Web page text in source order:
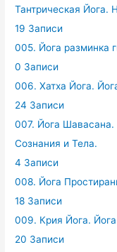
Тантрическая Йога.
19 Записи
005. Йога разминка
0 Записи
006. Хатха Йога.
24 Записи
007. Йога
Сознания и Тела.
4 Записи
008. Йога
18 Записи
009. Крия Йога.
20 Записи